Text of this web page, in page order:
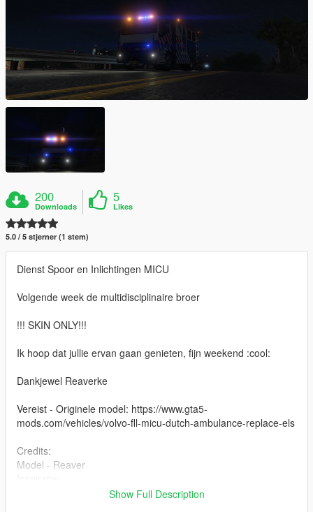
200
Downloads
5
Likes
5.0 / 5 stjerner (1 stem)
Dienst Spoor en Inlichtingen MICU
Volgende week de multidisciplinaire broer
!!! SKIN ONLY!!!
Ik hoop dat jullie ervan gaan genieten, fijn weekend :cool:
Dankjewel Reaverke
Vereist - Originele model: https://www.gta5-
mods.com/vehicles/volvo-fll-micu-dutch-ambulance-replace-els
Credits:
Model - Reaver
Show Full Description